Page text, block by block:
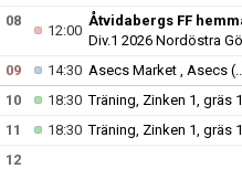
08
12:00
Åtvidabergs FF
Div.1 2026 Nordöstra
09
14:30 Asecs Market , Asecs
10 18:30Träning, Zinken 1, gräs
11
18:30Träning, Zinken 1, gräs
12